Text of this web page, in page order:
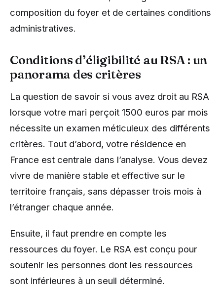
composition du foyer et de certaines conditions
administratives.
Conditions d’éligibilité au RSA : un
panorama des critères
La question de savoir si vous avez droit au RSA
lorsque votre mari perçoit 1500 euros par mois
nécessite un examen méticuleux des différents
critères. Tout d’abord, votre résidence en
France est centrale dans l’analyse. Vous devez
vivre de manière stable et effective sur le
territoire français, sans dépasser trois mois à
l’étranger chaque année.
Ensuite, il faut prendre en compte les
ressources du foyer. Le RSA est conçu pour
soutenir les personnes dont les ressources
sont inférieures à un seuil déterminé.